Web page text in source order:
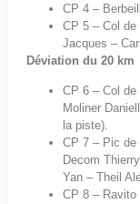
CP 4 –
CP 5 – Col
Jacques –
Déviation du 20 km
CP 6 – Col de
Moliner
la piste).
CP 7 – Pic
Decom
Yan – Theil
CP 8 – Ravito